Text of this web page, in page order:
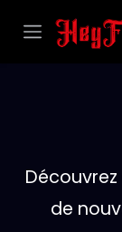
de